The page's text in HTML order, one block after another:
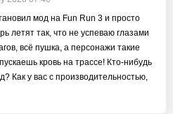
мод на Fun Run 3 и просто
летят так, что не успеваю глазами
всё пушка, а персонажи такие
кровь на трассе! Кто-нибудь
Как у вас с производительностью,